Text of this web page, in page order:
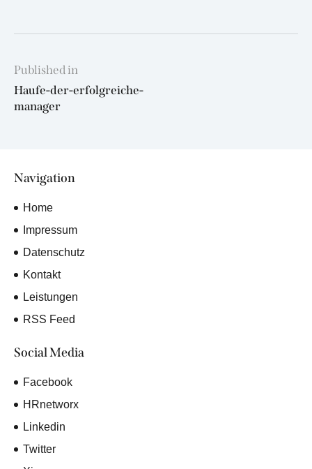
Beitragsnavigation
Published in
Previous
post:
Haufe-der-erfolgreiche-
manager
Navigation
Home
Impressum
Datenschutz
Kontakt
Leistungen
RSS Feed
Social Media
Facebook
HRnetworx
Linkedin
Twitter